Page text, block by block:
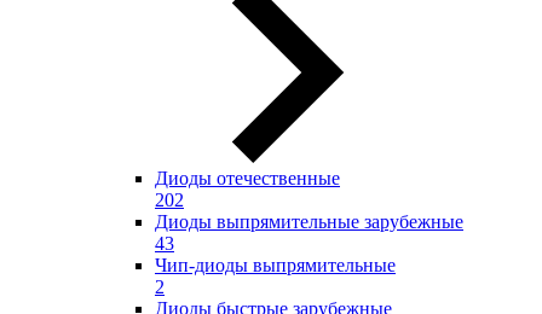
Диоды отечественные
202
Диоды выпрямительные зарубежные
43
Чип-диоды выпрямительные
2
Диоды быстрые зарубежные